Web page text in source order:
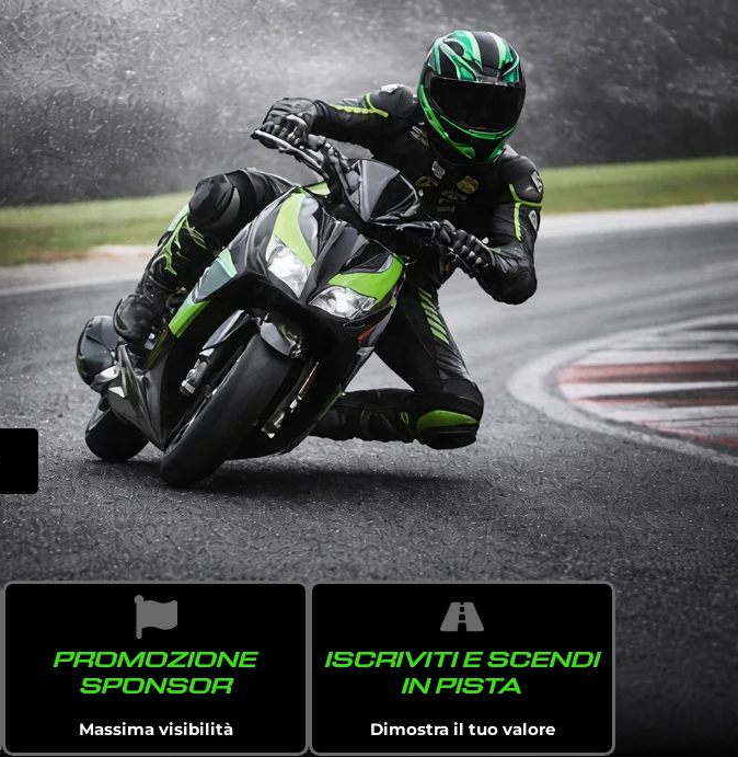
PROMOZIONE
SPONSOR
Massima visibilità
ISCRIVITI E SCENDI
IN PISTA
Dimostra il tuo valore